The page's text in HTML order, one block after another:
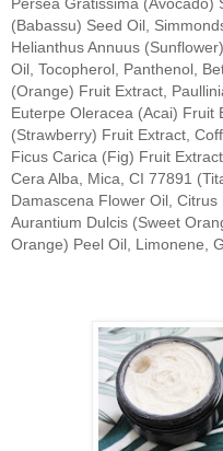
(Babassu) Seed Oil,
Helianthus Annuus
Oil, Tocopherol, Panthenol,
(Orange) Fruit Extract,
Euterpe Oleracea (Acai) Fruit
(Strawberry) Fruit Extract,
Ficus Carica (Fig) Fruit
Cera Alba, Mica, CI 77891
Damascena Flower Oil,
Aurantium Dulcis (Sweet
Orange) Peel Oil, Limonene,